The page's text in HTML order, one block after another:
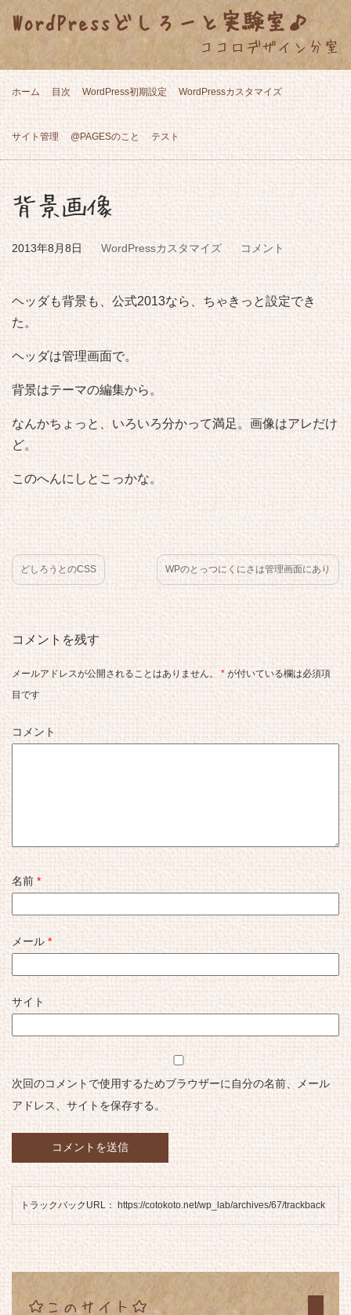
WordPressどしろーと実験室♪
ココロデザイン分室
ホーム 目次 WordPress初期設定 WordPressカスタマイズ
サイト管理 @PAGESのこと テスト
背景画像
2013年8月8日 WordPressカスタマイズ コメント
ヘッダも背景も、公式2013なら、ちゃきっと設定でき
た。
ヘッダは管理画面で。
背景はテーマの編集から。
なんかちょっと、いろいろ分かって満足。画像はアレだけ
ど。
このへんにしとこっかな。
どしろうとのCSS WPのとっつにくにさは管理画面にあり
コメントを残す
メールアドレスが公開されることはありません。 * が付いている欄は必須項
目です
コメント
名前 *
メール*
サイト
次回のコメントで使用するためブラウザーに自分の名前、メール
アドレス、サイトを保存する。
トラックバックURL： https://cotokoto.net/wp_lab/archives/67/trackback
☆このサイト☆